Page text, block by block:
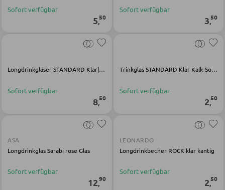
BÄNKE
BADEZIMMER
Badezimmerschränke
Waschbecken und Armaturen
Badeinrichtungen
Badezimmerspiegel
Sofort verfügbar
5,50
Sofort verfügbar
3,50
Longdrinkgläser STANDARD Klar|Schwarz|Weiß Kalk-Soda-Glas
Sofort verfügbar
8,50
Trinkglas STANDARD Klar Kalk-Soda-Glas
Sofort verfügbar
2,50
ASA
Longdrinkglas Sarabi rose Glas
Sofort verfügbar
12,90
LEONARDO
Longdrinkbecher ROCK klar kantig
Sofort verfügbar
2,50